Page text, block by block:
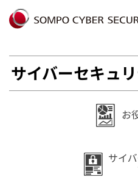
サイバーセキュ